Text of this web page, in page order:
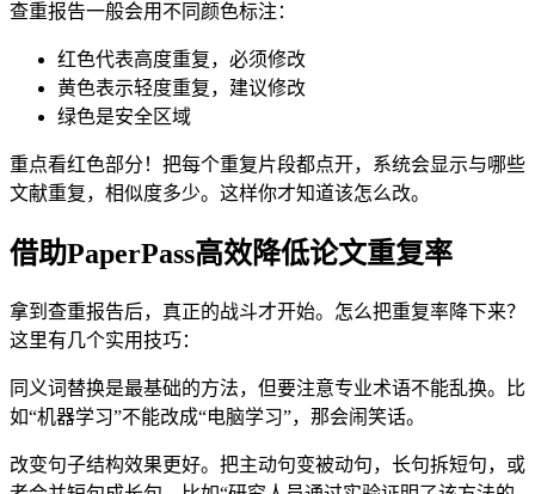
查重报告一般会用不同颜色标注：
红色代表高度重复，必须修改
黄色表示轻度重复，建议修改
绿色是安全区域
重点看红色部分！把每个重复片段都点开，系统会显示与哪些
文献重复，相似度多少。这样你才知道该怎么改。
借助PaperPass高效降低论文重复率
拿到查重报告后，真正的战斗才开始。怎么把重复率降下来？
这里有几个实用技巧：
同义词替换是最基础的方法，但要注意专业术语不能乱换。比
如“机器学习”不能改成“电脑学习”，那会闹笑话。
改变句子结构效果更好。把主动句变被动句，长句拆短句，或